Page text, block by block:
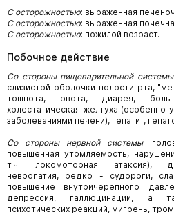
С осторожностью: выраженная
С осторожностью: выраженная
С осторожностью: пожилой возраст.
Побочное действие
Со стороны пищеварительной
слизистой оболочки полости рта,
тошнота, рвота, диарея,
холестатическая желтуха (особенно
заболеваниями печени), гепатит,
Со стороны нервной системы:
повышенная утомляемость,
т.ч. локомоторная атаксия),
невропатия, редко - судороги,
повышение внутричерепного
депрессия, галлюцинации, а
психотических реакций, мигрень,